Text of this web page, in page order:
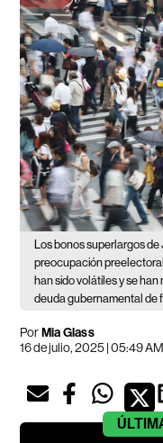
Los bonos superlargos
preocupación
han sido volátiles y se
deuda gubernamental de
PorMia Glass
16 de julio, 2025 | 05:49 AM